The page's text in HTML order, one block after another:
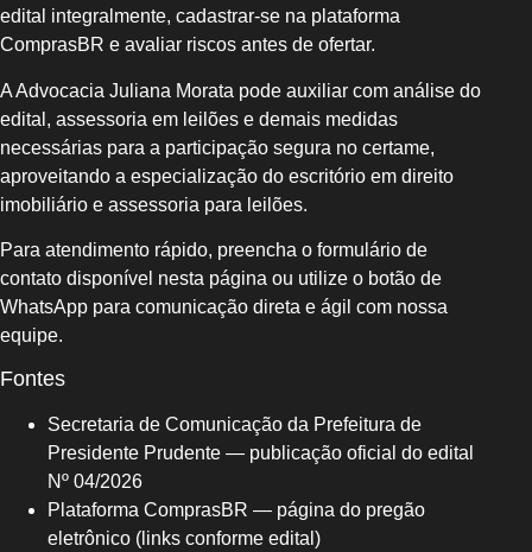
edital integralmente, cadastrar-se na plataforma
ComprasBR e avaliar riscos antes de ofertar.
A Advocacia Juliana Morata pode auxiliar com análise do
edital, assessoria em leilões e demais medidas
necessárias para a participação segura no certame,
aproveitando a especialização do escritório em direito
imobiliário e assessoria para leilões.
Para atendimento rápido, preencha o formulário de
contato disponível nesta página ou utilize o botão de
WhatsApp para comunicação direta e ágil com nossa
equipe.
Fontes
Secretaria de Comunicação da Prefeitura de
Presidente Prudente — publicação oficial do edital
Nº 04/2026
Plataforma ComprasBR — página do pregão
eletrônico (links conforme edital)